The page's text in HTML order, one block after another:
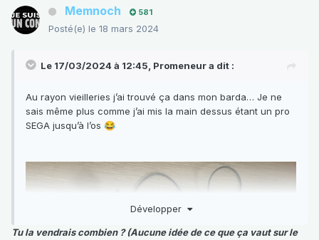
Memnoch 581
Posté(e) le 18 mars 2024
Le 17/03/2024 à 12:45, Promeneura dit :
Au rayon vieilleries j’ai trouvé ça dans mon barda… Je ne
sais même plus comme j’ai mis la main dessus étant un pro
SEGA jusqu’à l’os 😂
Développer
Tu la vendrais combien ? (Aucune idée de ce que ça vaut sur le